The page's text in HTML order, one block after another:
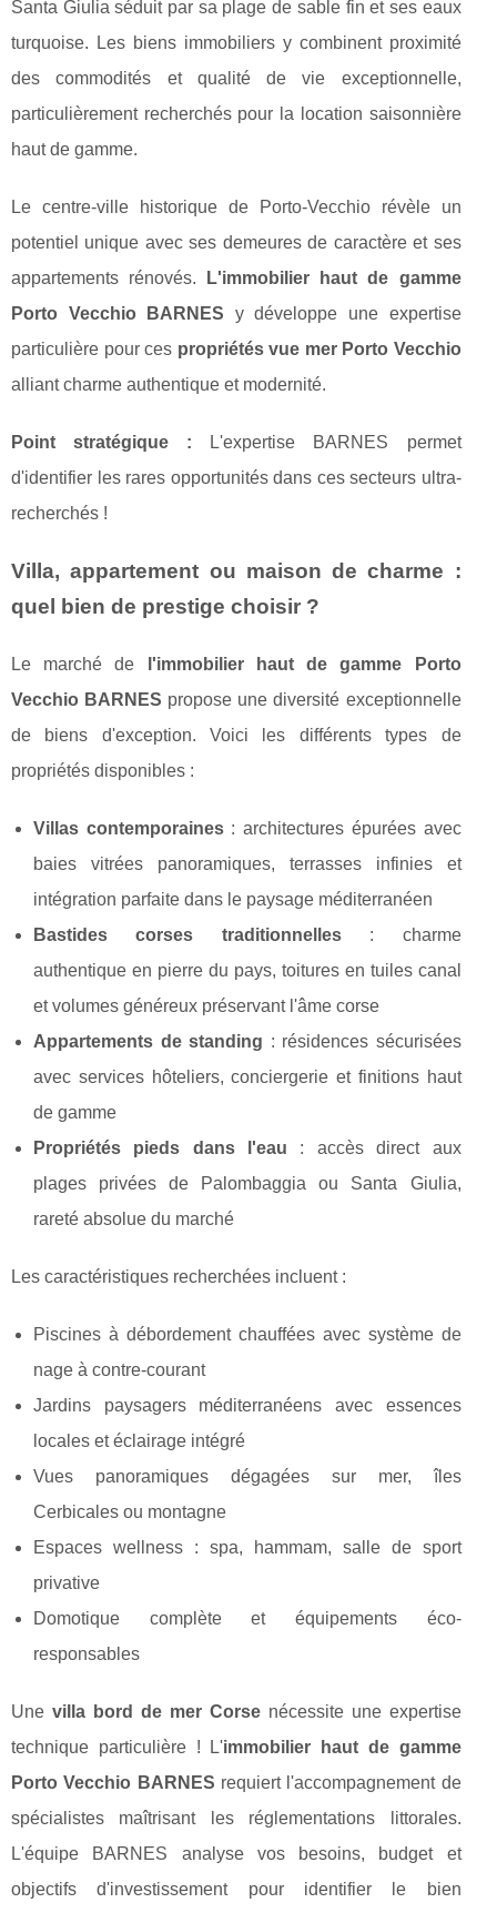
Santa Giulia séduit par sa plage de sable fin et ses eaux
turquoise. Les biens immobiliers y combinent proximité
des commodités et qualité de vie exceptionnelle,
particulièrement recherchés pour la location saisonnière
haut de gamme.
Le centre-ville historique de Porto-Vecchio révèle un
potentiel unique avec ses demeures de caractère et ses
appartements rénovés.
L'immobilier haut de gamme
Porto Vecchio BARNES y développe une expertise
particulière pour ces propriétés vue mer Porto Vecchio
alliant charme authentique et modernité.
Point stratégique : L'expertise BARNES permet
d'identifier les rares opportunités dans ces secteurs ultra-
recherchés !
Villa, appartement ou maison de charme :
quel bien de prestige choisir ?
Le marché de
l'immobilier haut de gamme Porto
Vecchio BARNES propose une diversité exceptionnelle
de biens d'exception. Voici les différents types de
propriétés disponibles :
Villas contemporaines: architectures épurées avec
baies vitrées panoramiques, terrasses infinies et
intégration parfaite dans le paysage méditerranéen
Bastides corses traditionnelles: charme
authentique en pierre du pays, toitures en tuiles canal
et volumes généreux préservant l'âme corse
Appartements de standing : résidences sécurisées
avec services hôteliers, conciergerie et finitions haut
de gamme
Propriétés pieds dans l'eau : accès direct aux
plages privées de Palombaggia ou Santa Giulia,
rareté absolue du marché
Les caractéristiques recherchées incluent :
Piscines à débordement chauffées avec système de
nage à contre-courant
Jardins paysagers méditerranéens avec essences
locales et éclairage intégré
Vues panoramiques dégagées sur mer, îles
Cerbicales ou montagne
Espaces wellness : spa, hammam, salle de sport
privative
Domotique complète et équipements éco-
responsables
Une villa bord de mer Corsenécessite une expertise
technique particulière ! L'immobilier haut de gamme
Porto Vecchio BARNES requiert l'accompagnement de
spécialistes maîtrisant les réglementations littorales.
L'équipe BARNES analyse vos besoins, budget et
objectifs d'investissement pour identifier le bien